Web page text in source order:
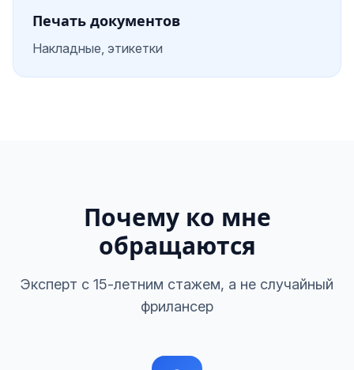
Печать документов
Накладные, этикетки
Почему ко мне
обращаются
Эксперт с 15-летним стажем, а не случайный
фрилансер